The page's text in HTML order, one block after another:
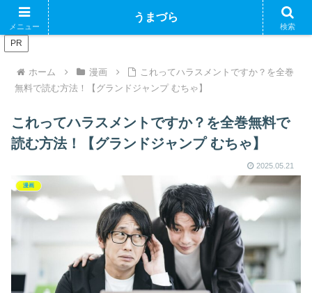
ブログで収益化できるかやってみるブログ
PR
ホーム 漫画
これってハラスメントですか？を全巻
無料で読む方法！【グランドジャンプ むちゃ】
これってハラスメントですか？を全巻無料で
読む方法！【グランドジャンプ むちゃ】
2025.05.21
漫画
メニュー
うまづら
検索